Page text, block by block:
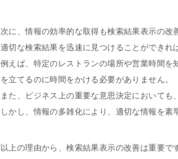
次に、情報の効率的な取得も検索結果表示の改
適切な検索結果を迅速に見つけることができれ
例えば、特定のレストランの場所や営業時間
を立てるのに時間をかける必要がありません。
また、ビジネス上の重要な意思決定においても
しかし、情報の多雑化により、適切な情報を素
以上の理由から、検索結果表示の改善は重要で